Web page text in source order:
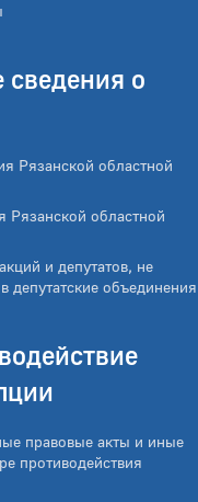
о
Рязанской областной
Рязанской областной
и депутатов, не
депутатские объединения
и иные
противодействия